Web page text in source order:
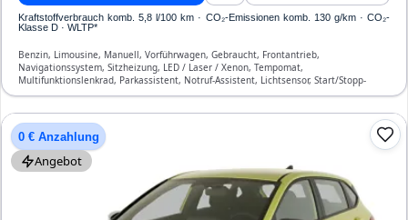
Kraftstoffverbrauch komb. 5,8 l/100 km · CO₂-Emissionen komb. 130 g/km · CO₂-
Klasse D · WLTP*
Benzin, Limousine, Manuell, Vorführwagen, Gebraucht, Frontantrieb,
Navigationssystem, Sitzheizung, LED / Laser / Xenon, Tempomat,
Multifunktionslenkrad, Parkassistent, Notruf-Assistent, Lichtsensor, Start/Stopp-
Automatik, Bluetooth, Freisprecheinrichtung, Verkehrszeichen-Erkennung, ESP, ABS,
0 € Anzahlung
Angebot